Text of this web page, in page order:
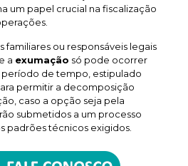
um papel crucial na fiscalização
familiares ou responsáveis legais
a exumação só pode ocorrer
de tempo, estipulado
permitir a decomposição
caso a opção seja pela
submetidos a um processo
padrões técnicos exigidos.